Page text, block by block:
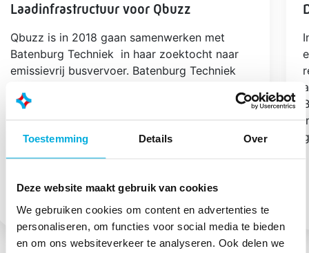
Toestemming Details Over
Deze website maakt gebruik van cookies
We gebruiken cookies om content en advertenties te
personaliseren, om functies voor social media te bieden
en om ons websiteverkeer te analyseren. Ook delen we
Laadinfrastructuur voor Qbuzz
Qbuzz is in 2018 gaan samenwerken met
Batenburg Techniek in haar zoektocht naar
emissievrij busvervoer. Batenburg Techniek
laadoplossingen van Qbuzz. Zo werken we
samen aan een 100% elektrische toekomst
voor Qbuzz in 2030.